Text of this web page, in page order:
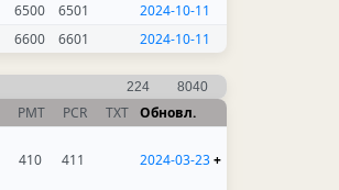
6500 6501
2024-10-11
6600 6601 2024-10-11
224 8040
PMT PCR TXT Обновл.
410 411 2024-03-23+